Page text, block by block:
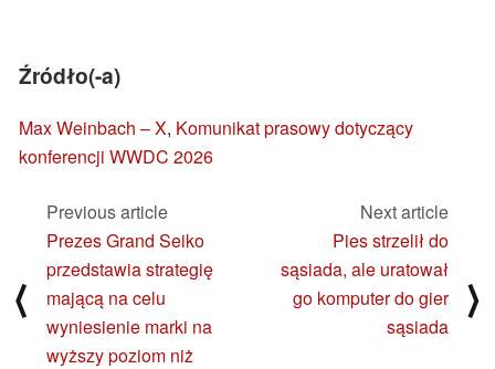
Źródło(-a)
Max Weinbach – X, Komunikat prasowy dotyczący
konferencji WWDC 2026
⟨
Previous article
Prezes Grand Seiko
przedstawia strategię
mającą na celu
wyniesienie marki na
wyższy poziom niż
Next article
Pies strzelił do
sąsiada, ale uratował
go komputer do gier
sąsiada
⟩